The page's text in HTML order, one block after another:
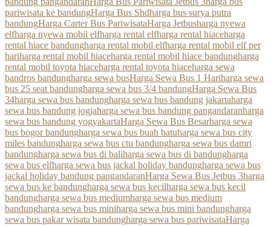
pariwisata ke bandungHarga Bus Shdharga bus surya putra
bandungHarga Carter Bus PariwisataHarga Jetbusharga nyewa
elfharga nyewa mobil elfharga rental elfharga rental hiaceharga
rental hiace bandungharga rental mobil elfharga rental mobil elf per
hariharga rental mobil hiaceharga rental mobil hiace bandungharga
rental mobil toyota hiaceharga rental toyota hiaceharga sewa
bandros bandungharga sewa busHarga Sewa Bus 1 Hariharga sewa
bus 25 seat bandungharga sewa bus 3/4 bandungHarga Sewa Bus
34harga sewa bus bandungharga sewa bus bandung jakartaharga
sewa bus bandung jogjaharga sewa bus bandung pangandaranharga
sewa bus bandung yogyakartaHarga Sewa Bus Besarharga sewa
bus bogor bandungharga sewa bus buah batuharga sewa bus city
miles bandungharga sewa bus ctu bandungharga sewa bus damri
bandungharga sewa bus di baliharga sewa bus di bandungharga
sewa bus elfharga sewa bus jackal holiday bandungharga sewa bus
jackal holiday bandung pangandaranHarga Sewa Bus Jetbus 3harga
sewa bus ke bandungharga sewa bus kecilharga sewa bus kecil
bandungharga sewa bus mediumharga sewa bus medium
bandungharga sewa bus miniharga sewa bus mini bandungharga
sewa bus pakar wisata bandungharga sewa bus pariwisataHarga